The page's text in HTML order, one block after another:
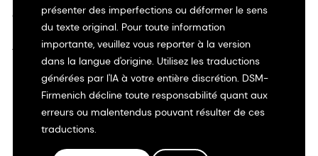
présenter des imperfections ou déformer le sens
du texte original. Pour toute information
importante, veuillez vous reporter à la version
dans la langue d'origine. Utilisez les traductions
générées par l'IA à votre entière discrétion. DSM-
Firmenich décline toute responsabilité quant aux
erreurs ou malentendus pouvant résulter de ces
traductions.
Conditions d'utilisation
Transparence en Californie
Déclaration d'accessibilité
Informations juridiques